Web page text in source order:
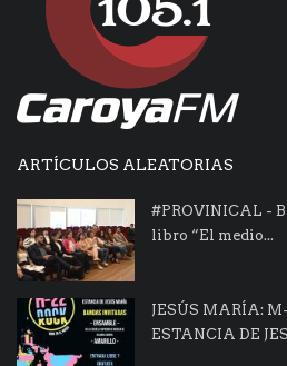
ARTÍCULOS ALEATORIAS
#PROVINICAL -
libro “El medio...
JESÚS MARÍA:
ESTANCIA DE